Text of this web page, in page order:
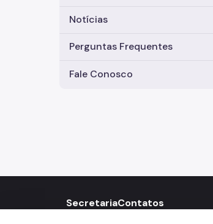
Notícias
Perguntas Frequentes
Fale Conosco
SecretariaContatos